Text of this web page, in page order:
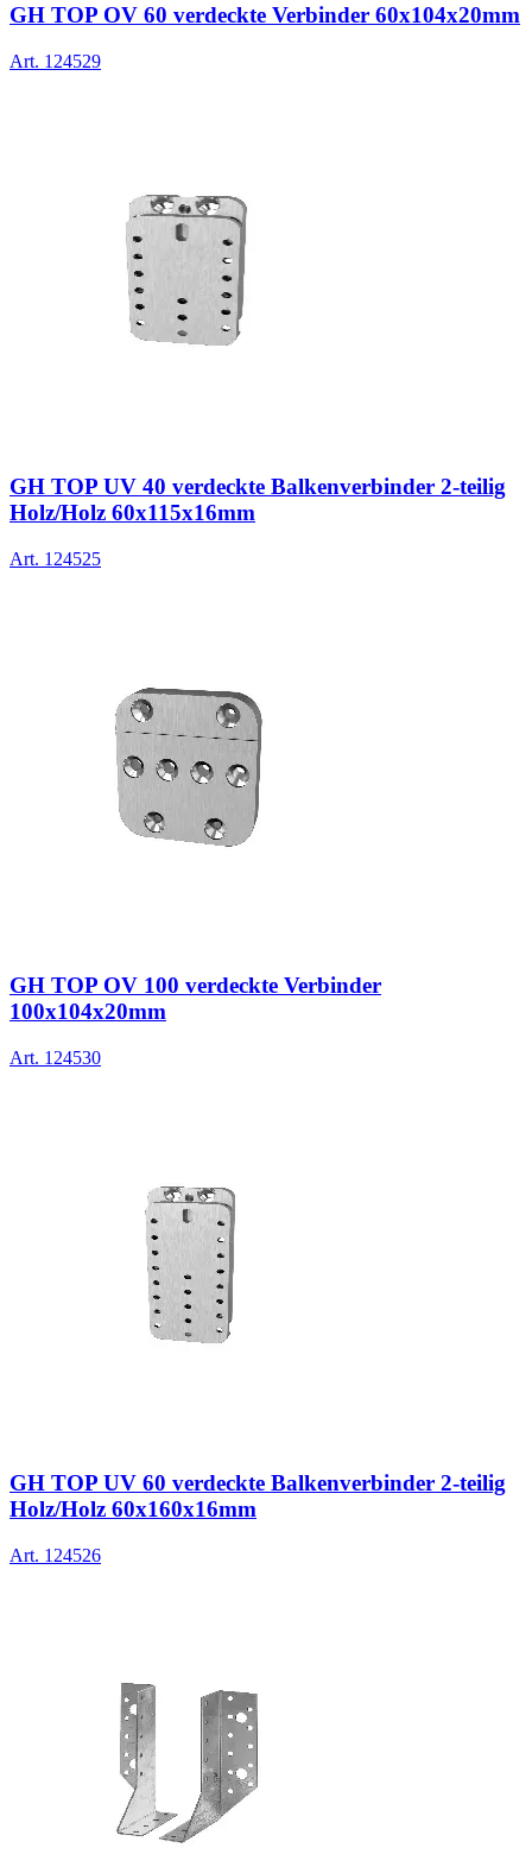
GH TOP OV 60 verdeckte Verbinder 60x104x20mm
Art. 124529
GH TOP UV 40 verdeckte Balkenverbinder 2-teilig
Holz/Holz 60x115x16mm
Art. 124525
GH TOP OV 100 verdeckte Verbinder
100x104x20mm
Art. 124530
GH TOP UV 60 verdeckte Balkenverbinder 2-teilig
Holz/Holz 60x160x16mm
Art. 124526